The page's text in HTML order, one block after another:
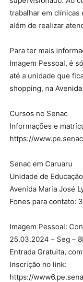
trabalhar em clínicas
além de realizar
Para ter mais
Imagem Pessoal, é
até a unidade que
shopping, na
Cursos no Senac
Informações e
https://
Senac em Caruaru
Unidade de
Avenida Maria José
Fones para contato:
Imagem Pessoal:
25.03.2024 – Seg –
Entrada Gratuita,
Inscrição no link:
https://